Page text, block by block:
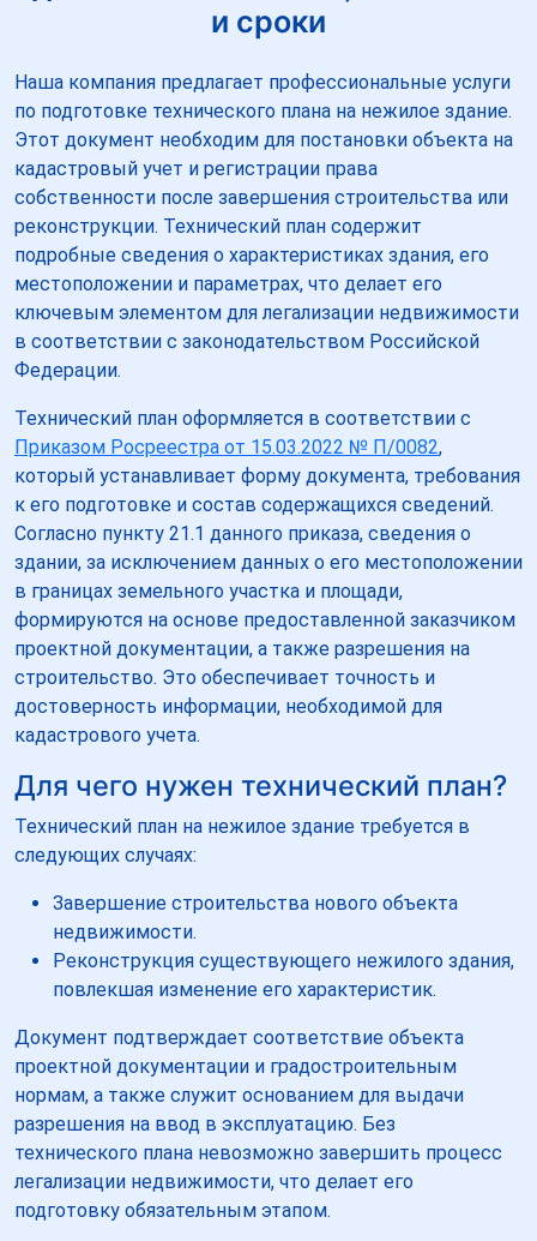
и сроки
Наша компания предлагает профессиональные услуги
по подготовке технического плана на нежилое здание.
Этот документ необходим для постановки объекта на
кадастровый учет и регистрации права
собственности после завершения строительства или
реконструкции. Технический план содержит
подробные сведения о характеристиках здания, его
местоположении и параметрах, что делает его
ключевым элементом для легализации недвижимости
в соответствии с законодательством Российской
Федерации.
Технический план оформляется в соответствии с
Приказом Росреестра от 15.03.2022 № П/0082,
который устанавливает форму документа, требования
к его подготовке и состав содержащихся сведений.
Согласно пункту 21.1 данного приказа, сведения о
здании, за исключением данных о его местоположении
в границах земельного участка и площади,
формируются на основе предоставленной заказчиком
проектной документации, а также разрешения на
строительство. Это обеспечивает точность и
достоверность информации, необходимой для
кадастрового учета.
Для чего нужен технический план?
Технический план на нежилое здание требуется в
следующих случаях:
Завершение строительства нового объекта
недвижимости.
Реконструкция существующего нежилого здания,
повлекшая изменение его характеристик.
Документ подтверждает соответствие объекта
проектной документации и градостроительным
нормам, а также служит основанием для выдачи
разрешения на ввод в эксплуатацию. Без
технического плана невозможно завершить процесс
легализации недвижимости, что делает его
подготовку обязательным этапом.